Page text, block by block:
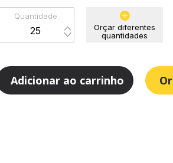
Quantidade
Orçar diferentes
quantidades
Adicionar ao carrinho